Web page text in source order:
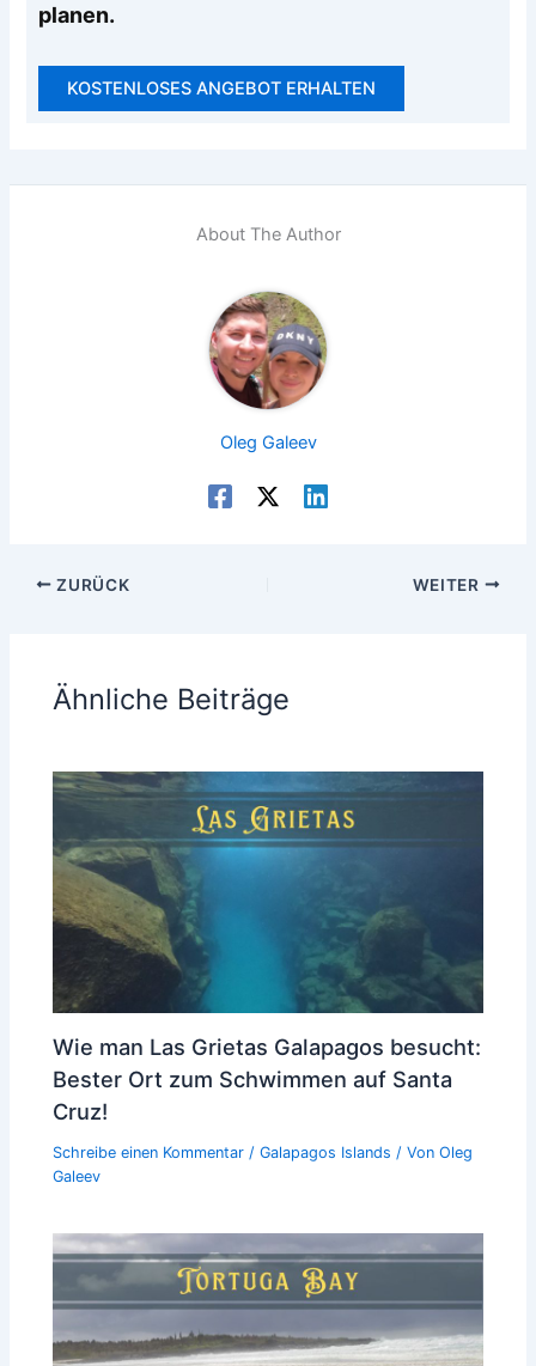
planen.
KOSTENLOSES ANGEBOT ERHALTEN
About The Author
Oleg Galeev
ZURÜCK WEITER
Ähnliche Beiträge
Wie man Las Grietas Galapagos besucht:
Bester Ort zum Schwimmen auf Santa
Cruz!
Schreibe einen Kommentar /Galapagos Islands / VonOleg
Galeev